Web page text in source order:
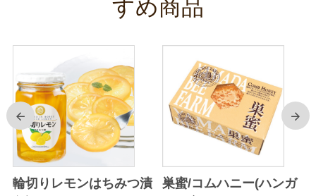
すめ商品
前
輪切りレモンはちみつ漬
巣蜜/コムハニー(ハンガ
次